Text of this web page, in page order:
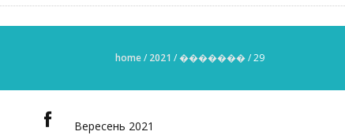
home/ 2021 /�������/29
Вересень 2021